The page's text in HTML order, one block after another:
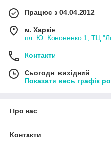
Працює з 04.04.2012
м. Харків
пл. Ю. Кононенко 1, ТЦ
Контакти
Сьогодні вихідний
Показати весь графік
Про нас
Контакти